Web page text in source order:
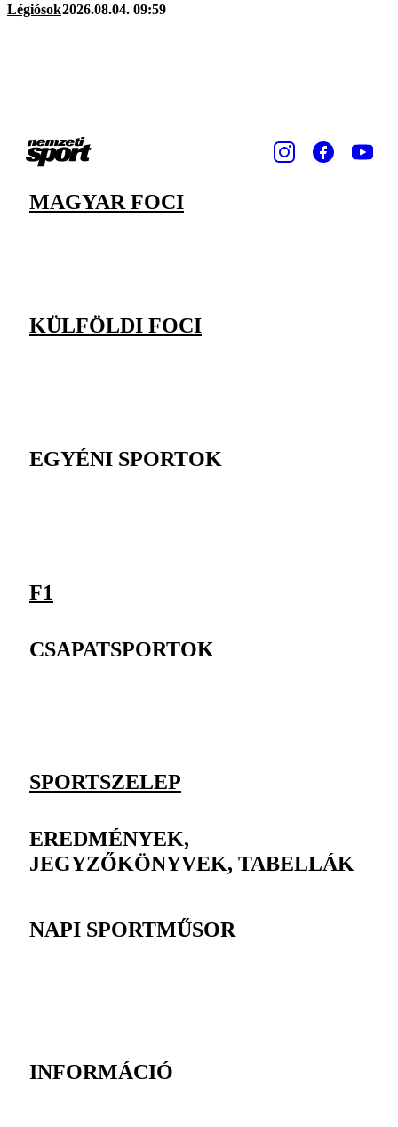
Légiósok2026.08.04. 09:59
MAGYAR FOCI
KÜLFÖLDI FOCI
EGYÉNI SPORTOK
F1
CSAPATSPORTOK
SPORTSZELEP
EREDMÉNYEK,
JEGYZŐKÖNYVEK, TABELLÁK
NAPI SPORTMŰSOR
INFORMÁCIÓ